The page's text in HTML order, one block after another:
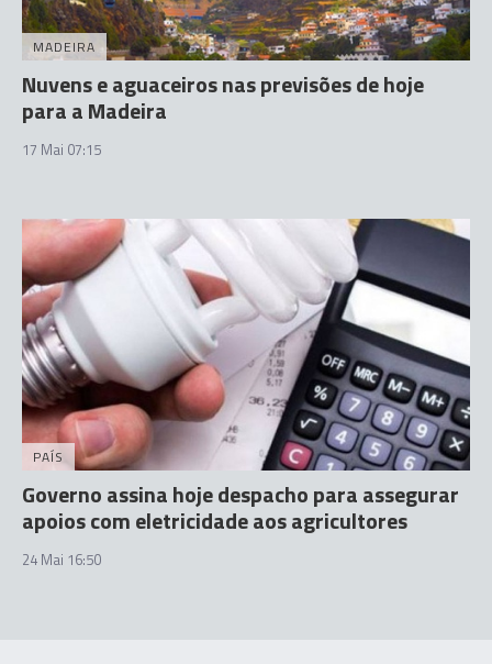
MADEIRA
Nuvens e aguaceiros nas previsões de hoje
para a Madeira
17 Mai 07:15
PAÍS
Governo assina hoje despacho para assegurar
apoios com eletricidade aos agricultores
24 Mai 16:50